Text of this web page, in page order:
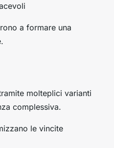
a formare una
molteplici varianti
complessiva.
le vincite